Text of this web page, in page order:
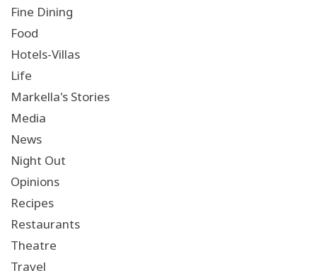
Fine Dining
Food
Hotels-Villas
Life
Markella's Stories
Media
News
Night Out
Opinions
Recipes
Restaurants
Theatre
Travel